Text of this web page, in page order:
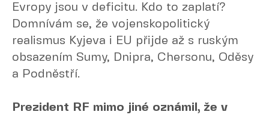
Evropy jsou v deficitu. Kdo to zaplatí?
Domnívám se, že vojenskopolitický
realismus Kyjeva i EU přijde až s ruským
obsazením Sumy, Dnipra, Chersonu, Oděsy
a Podněstří.
Prezident RF mimo jiné oznámil, že v